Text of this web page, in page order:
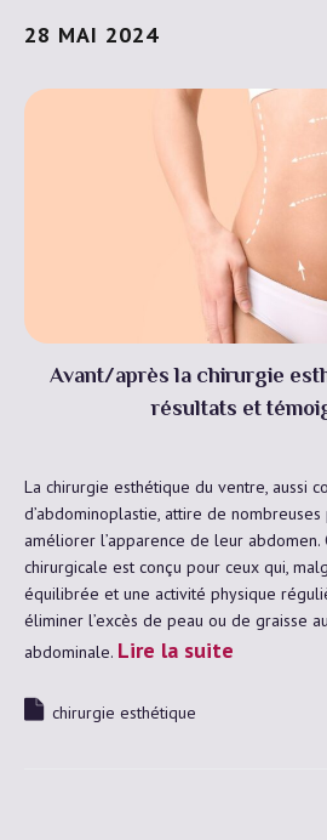
28 MAI 2024
Avant/après la chirurgie
résultats et
La chirurgie esthétique du ventre, aussi
d’abdominoplastie, attire de
améliorer l’apparence de leur abdomen.
chirurgicale est conçu pour ceux qui,
équilibrée et une activité physique
éliminer l’excès de peau ou de graisse
abdominale. Lire la suite
chirurgie esthétique